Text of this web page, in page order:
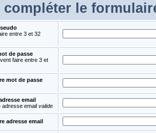
compléter le
entre 3 et 32
de passe
faire entre 3 et
mot de passe
email
adresse email valide
adresse email